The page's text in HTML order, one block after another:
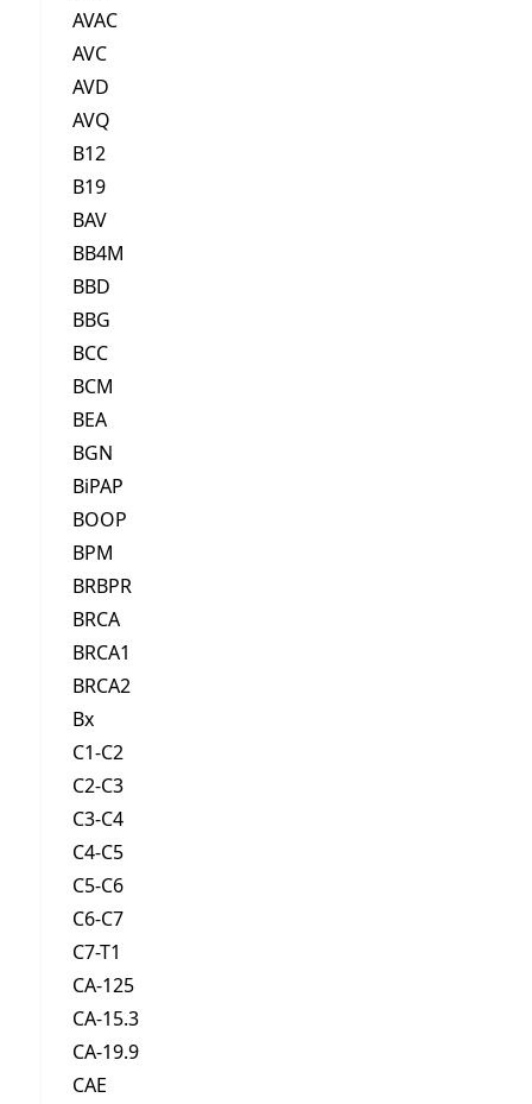
AVAC
AVC
AVD
AVQ
B12
B19
BAV
BB4M
BBD
BBG
BCC
BCM
BEA
BGN
BiPAP
BOOP
BPM
BRBPR
BRCA
BRCA1
BRCA2
Bx
C1-C2
C2-C3
C3-C4
C4-C5
C5-C6
C6-C7
C7-T1
CA-125
CA-15.3
CA-19.9
CAE